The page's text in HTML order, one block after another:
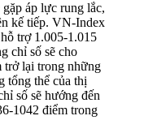
áp lực rung lắc,
kế tiếp. VN-Index
trợ 1.005-1.015
chỉ số sẽ cho
trở lại trong những
tổng thể của thị
số sẽ hướng đến
1042 điểm trong